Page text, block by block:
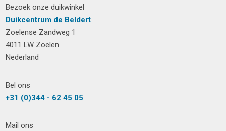
Bezoek onze duikwinkel
Duikcentrum de Beldert
Zoelense Zandweg 1
4011 LW Zoelen
Nederland
Bel ons
+31 (0)344 - 62 45 05
Mail ons